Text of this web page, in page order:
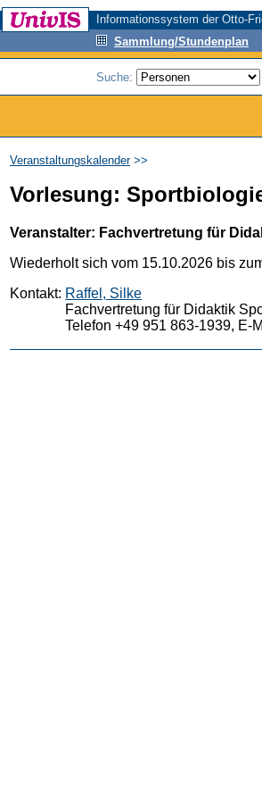
Informationssystem der Otto-
Sammlung/Stundenplan
Suche:
Veranstaltungskalender>>
Vorlesung:
Veranstalter: Fachvertretung für
Wiederholt sich vom 15.10.2026 bis
Kontakt: Raffel, Silke
Fachvertretung für Didaktik
Telefon +49 951 863-1939, E-